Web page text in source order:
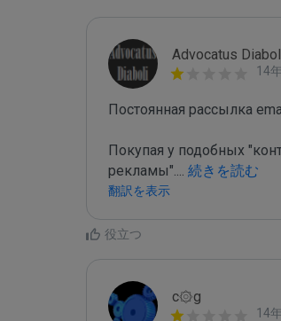
Advocatus
14
Постоянная рассылка
Покупая у подобных
рекламы".... 続きを読む
翻訳を表示
役立つ
c۞g
14